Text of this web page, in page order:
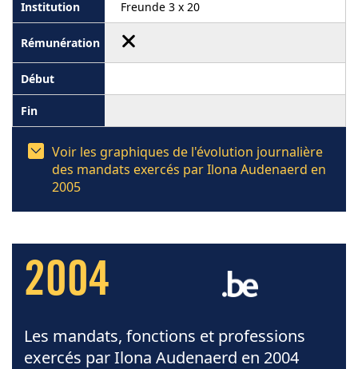
Freunde 3 x 20
Voir les graphiques de l'évolution journalière
des mandats exercés par Ilona Audenaerd en
2005
2004
Les mandats, fonctions et professions
exercés par Ilona Audenaerd en 2004